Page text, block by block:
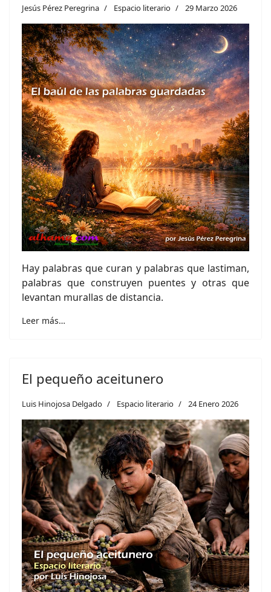
Jesús Pérez Peregrina Espacio literario 29 Marzo 2026
Hay palabras que curan y palabras que lastiman,
palabras que construyen puentes y otras que
levantan murallas de distancia.
Leer más…
El pequeño aceitunero
Luis Hinojosa Delgado Espacio literario 24 Enero 2026